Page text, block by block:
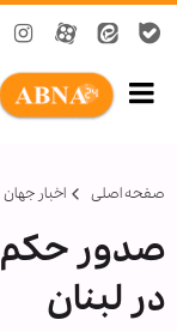
صفحه اصلی اخبار جهان
صدور حکم
در لبنان